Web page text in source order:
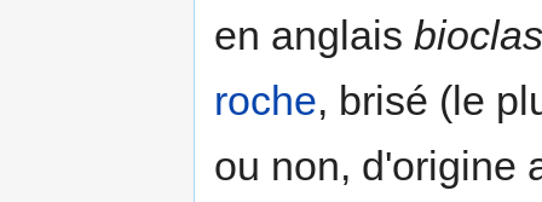
en anglais
roche, brisé (le
ou non, d'origine